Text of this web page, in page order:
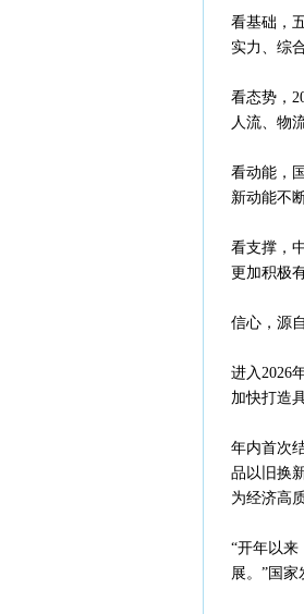
看基础，
实力、综
看态势，
人流、物
看动能，
新动能不
看支撑，
更加积极
信心，源
进入2026
加快打造
年内首次
品以旧换
为经济高
“开年以
展。”国家